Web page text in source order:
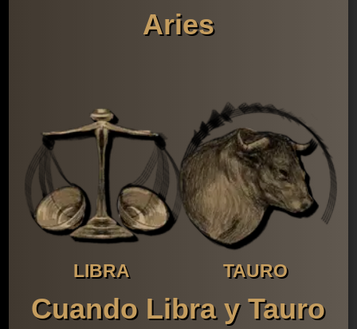
Aries
LIBRA TAURO
Cuando Libra y Tauro